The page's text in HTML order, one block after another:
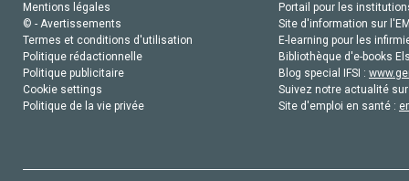
Mentions légales
© - Avertissements
Termes et conditions d'utilisation
Politique rédactionnelle
Politique publicitaire
Cookie settings
Politique de la vie privée
Portail pour les
Site d'information sur
E-learning pour les
Bibliothèque d'e-books
Blog special IFSI :
Suivez notre actualité
Site d'emploi en santé :